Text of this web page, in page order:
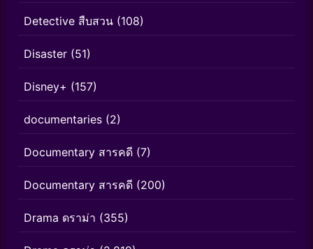
Detective สืบสวน (108)
Disaster (51)
Disney+ (157)
documentaries (2)
Documentary สารคดี (7)
Documentary สารคดี (200)
Drama ดราม่า (355)